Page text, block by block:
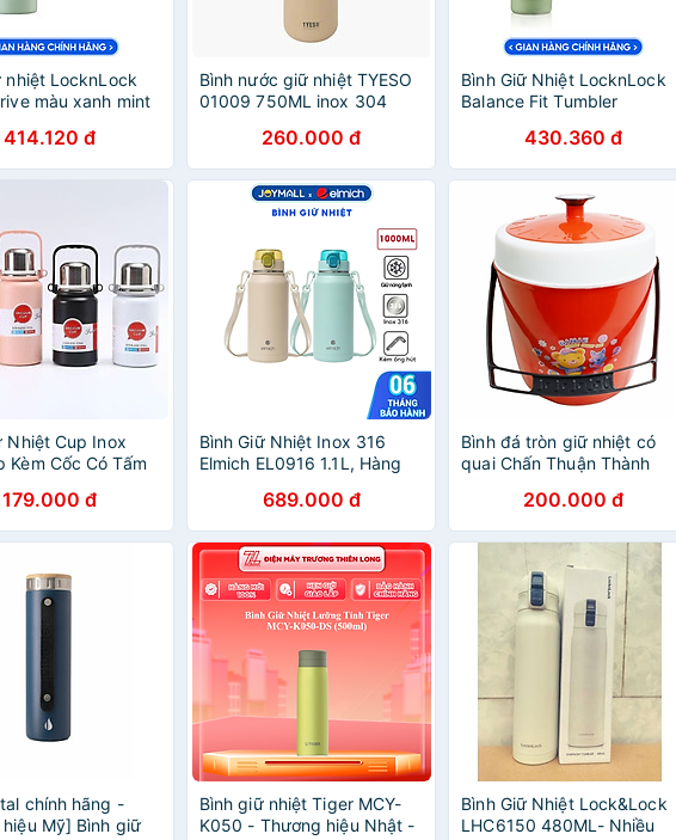
nhiệt LocknLock
màu xanh mint
hãng, kèm ống
thiết kế nắp
414.120 đ
Bình nước giữ nhiệt TYESO
01009 750ML inox 304
lạnh và nóng260.000 đ
Bình Giữ Nhiệt LocknLock
Balance Fit Tumbler
Chính Hãng, Có Tay Cầm -
JoyMall
430.360 đ
Nhiệt Cup Inox
Kèm Cốc Có Tấm
ngẫu nhiên
179.000 đ
Bình Giữ Nhiệt Inox 316
Elmich EL0916 1.1L, Hàng
Và Ống Hút - JoyMall
689.000 đ
Bình đá tròn giữ nhiệt có
quai Chấn Thuận Thành
200.000 đ
chính hãng -
Mỹ] Bình giữ
Bình giữ nhiệt Tiger MCY-
K050 - Thương hiệu Nhật -
Bình Giữ Nhiệt Lock&Lock
LHC6150 480ML- Nhiều